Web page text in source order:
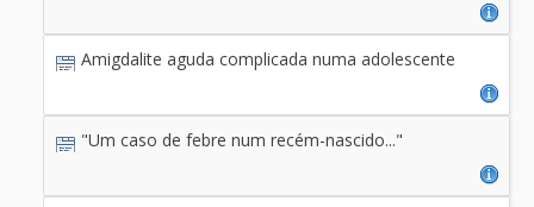
Amigdalite aguda complicada numa adolescente
"Um caso de febre num recém-nascido..."